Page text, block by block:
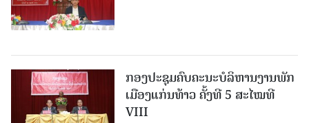
ກອງປະຊຸມຄົບຄະນະບໍລິຫານງານພັກ
ເມືອງແກ່ນ​ທ້າວ ຄັ້ງທີ 5 ສະໄໝທີ
VIII